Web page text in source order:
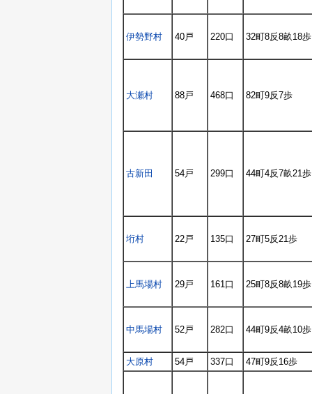
伊勢野村 40戸 220口 32町8反8畝18歩
大瀬村 88戸 468口 82町9反7歩
古新田 54戸 299口 44町4反7畝21歩
垳村 22戸 135口 27町5反21歩
上馬場村 29戸 161口 25町8反8畝19歩
中馬場村 52戸 282口 44町9反4畝10歩
大原村 54戸 337口 47町9反16歩